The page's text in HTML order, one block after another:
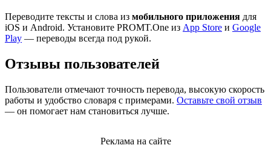
Переводите тексты и слова из мобильного приложения для
iOS и Android. Установите PROMT.One из App Store и Google
Play — переводы всегда под рукой.
Отзывы пользователей
Пользователи отмечают точность перевода, высокую скорость
работы и удобство словаря с примерами. Оставьте свой отзыв
— он помогает нам становиться лучше.
Реклама на сайте